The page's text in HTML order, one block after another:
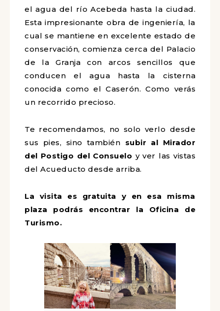
el agua del río Acebeda hasta la ciudad.
Esta impresionante obra de ingeniería, la
cual se mantiene en excelente estado de
conservación, comienza cerca del Palacio
de la Granja con arcos sencillos que
conducen el agua hasta la cisterna
conocida como el Caserón. Como verás
un recorrido precioso.
Te recomendamos, no solo verlo desde
sus pies, sino también subir al Mirador
del Postigo del Consuelo y ver las vistas
del Acueducto desde arriba.
La visita es gratuita y en esa misma
plaza podrás encontrar la Oficina de
Turismo.